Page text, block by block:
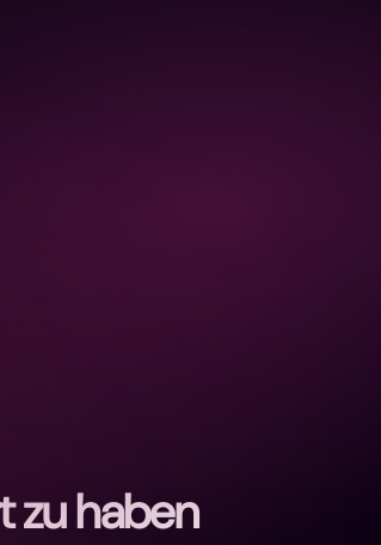
zu haben